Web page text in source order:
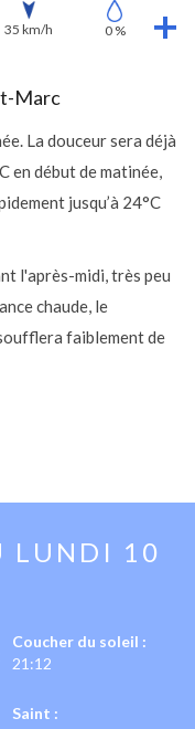
35 km/h 0 %
Marc
La douceur sera déjà
en début de matinée,
jusqu’à 24°C
l'après-midi, très peu
chaude, le
faiblement de
LUNDI 10
Coucher du soleil :
21:12
Saint :